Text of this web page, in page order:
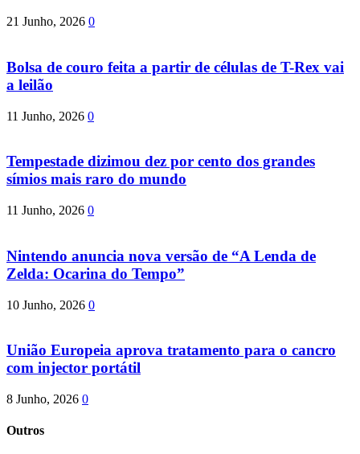
21 Junho, 2026 0
Bolsa de couro feita a partir de células de T-Rex vai
a leilão
11 Junho, 2026 0
Tempestade dizimou dez por cento dos grandes
símios mais raro do mundo
11 Junho, 2026 0
Nintendo anuncia nova versão de “A Lenda de
Zelda: Ocarina do Tempo”
10 Junho, 2026 0
União Europeia aprova tratamento para o cancro
com injector portátil
8 Junho, 2026 0
Outros